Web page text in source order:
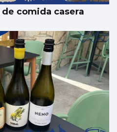
de comida casera